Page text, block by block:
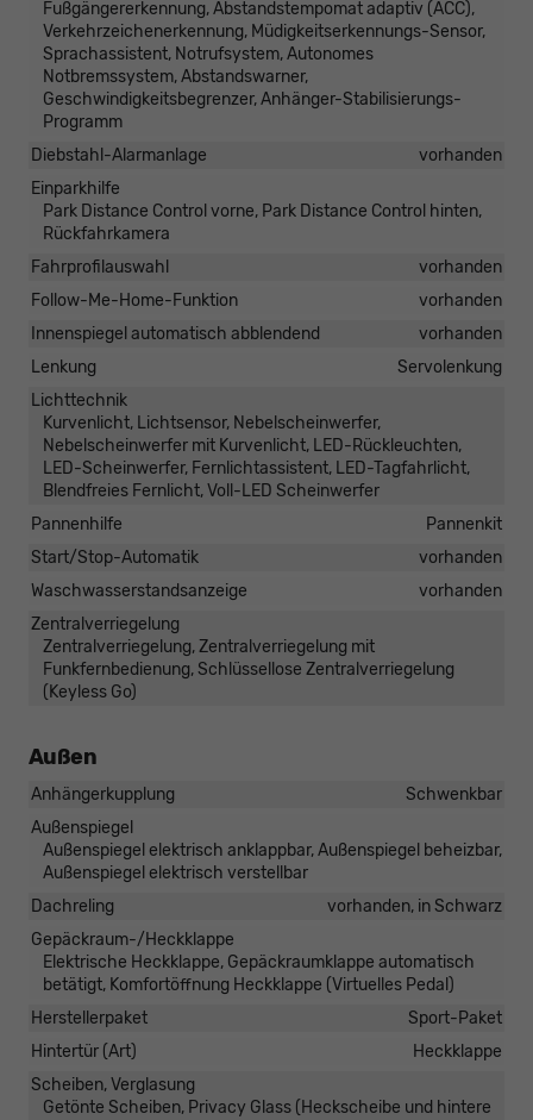
Fußgängererkennung, Abstandstempomat adaptiv (ACC),
Verkehrzeichenerkennung, Müdigkeitserkennungs-Sensor,
Sprachassistent, Notrufsystem, Autonomes
Notbremssystem, Abstandswarner,
Geschwindigkeitsbegrenzer, Anhänger-Stabilisierungs-
Programm
Diebstahl-Alarmanlage
vorhanden
Einparkhilfe
Park Distance Control vorne, Park Distance Control hinten,
Rückfahrkamera
Fahrprofilauswahl
vorhanden
Follow-Me-Home-Funktion
vorhanden
Innenspiegel automatisch abblendend
vorhanden
Lenkung
Servolenkung
Lichttechnik
Kurvenlicht, Lichtsensor, Nebelscheinwerfer,
Nebelscheinwerfer mit Kurvenlicht, LED-Rückleuchten,
LED-Scheinwerfer, Fernlichtassistent, LED-Tagfahrlicht,
Blendfreies Fernlicht, Voll-LED Scheinwerfer
Pannenhilfe
Pannenkit
Start/Stop-Automatik
vorhanden
Waschwasserstandsanzeige
vorhanden
Zentralverriegelung
Zentralverriegelung, Zentralverriegelung mit
Funkfernbedienung, Schlüssellose Zentralverriegelung
(Keyless Go)
Außen
Anhängerkupplung
Schwenkbar
Außenspiegel
Außenspiegel elektrisch anklappbar, Außenspiegel beheizbar,
Außenspiegel elektrisch verstellbar
Dachreling
vorhanden, in Schwarz
Gepäckraum-/Heckklappe
Elektrische Heckklappe, Gepäckraumklappe automatisch
betätigt, Komfortöffnung Heckklappe (Virtuelles Pedal)
Herstellerpaket
Sport-Paket
Hintertür (Art)
Heckklappe
Scheiben, Verglasung
Getönte Scheiben, Privacy Glass (Heckscheibe und hintere